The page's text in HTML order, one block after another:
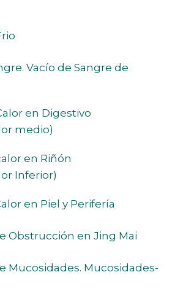
Vacío de Sangre de
en Digestivo
medio)
en Riñón
Inferior)
en Piel y Perifería
Obstrucción en Jing Mai
Mucosidades. Mucosidades-